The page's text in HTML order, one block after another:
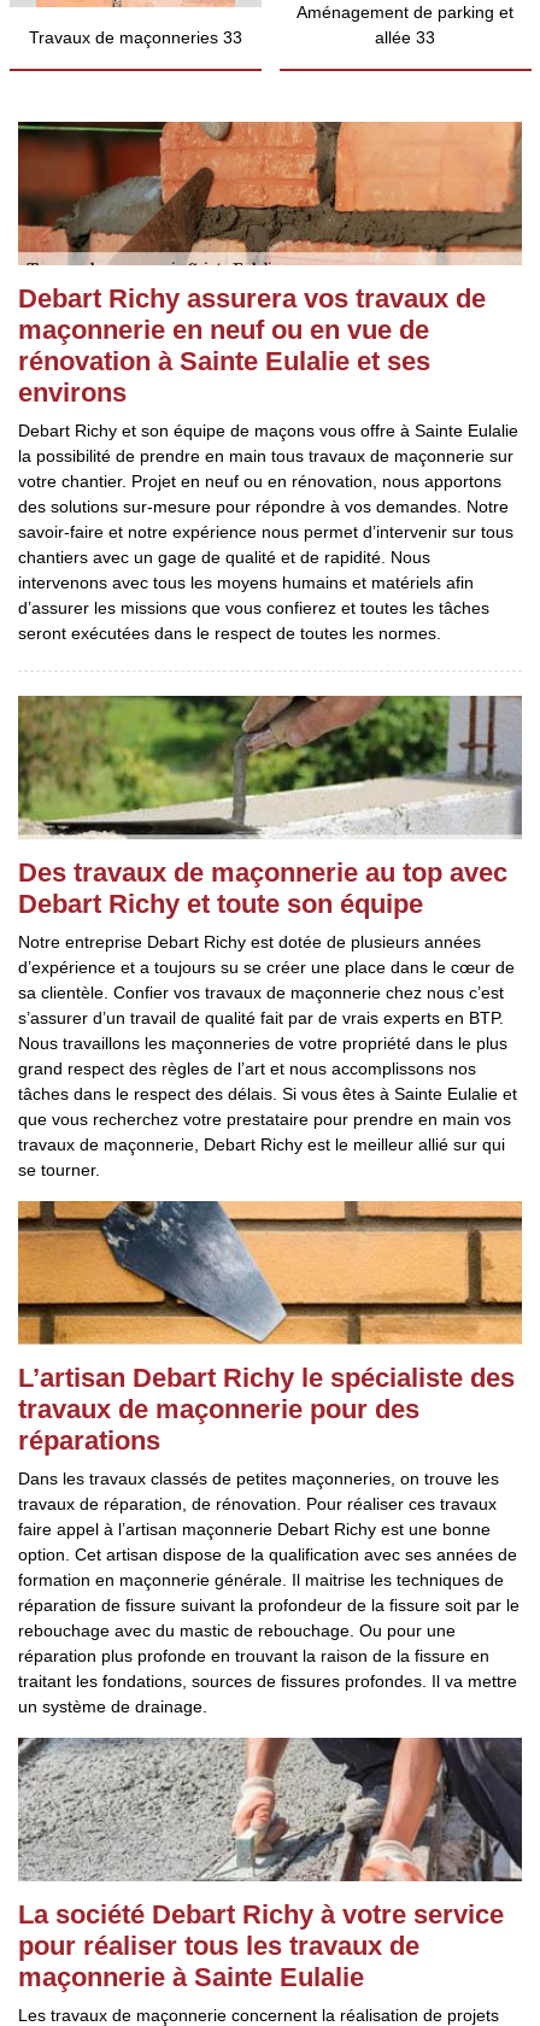
Travaux de maçonneries 33
Aménagement de parking et
allée 33
Debart Richy assurera vos travaux de
maçonnerie en neuf ou en vue de
rénovation à Sainte Eulalie et ses
environs
Debart Richy et son équipe de maçons vous offre à Sainte Eulalie
la possibilité de prendre en main tous travaux de maçonnerie sur
votre chantier. Projet en neuf ou en rénovation, nous apportons
des solutions sur-mesure pour répondre à vos demandes. Notre
savoir-faire et notre expérience nous permet d’intervenir sur tous
chantiers avec un gage de qualité et de rapidité. Nous
intervenons avec tous les moyens humains et matériels afin
d’assurer les missions que vous confierez et toutes les tâches
seront exécutées dans le respect de toutes les normes.
Des travaux de maçonnerie au top avec
Debart Richy et toute son équipe
Notre entreprise Debart Richy est dotée de plusieurs années
d’expérience et a toujours su se créer une place dans le cœur de
sa clientèle. Confier vos travaux de maçonnerie chez nous c’est
s’assurer d’un travail de qualité fait par de vrais experts en BTP.
Nous travaillons les maçonneries de votre propriété dans le plus
grand respect des règles de l’art et nous accomplissons nos
tâches dans le respect des délais. Si vous êtes à Sainte Eulalie et
que vous recherchez votre prestataire pour prendre en main vos
travaux de maçonnerie, Debart Richy est le meilleur allié sur qui
se tourner.
L’artisan Debart Richy le spécialiste des
travaux de maçonnerie pour des
réparations
Dans les travaux classés de petites maçonneries, on trouve les
travaux de réparation, de rénovation. Pour réaliser ces travaux
faire appel à l’artisan maçonnerie Debart Richy est une bonne
option. Cet artisan dispose de la qualification avec ses années de
formation en maçonnerie générale. Il maitrise les techniques de
réparation de fissure suivant la profondeur de la fissure soit par le
rebouchage avec du mastic de rebouchage. Ou pour une
réparation plus profonde en trouvant la raison de la fissure en
traitant les fondations, sources de fissures profondes. Il va mettre
un système de drainage.
La société Debart Richy à votre service
pour réaliser tous les travaux de
maçonnerie à Sainte Eulalie
Les travaux de maçonnerie concernent la réalisation de projets